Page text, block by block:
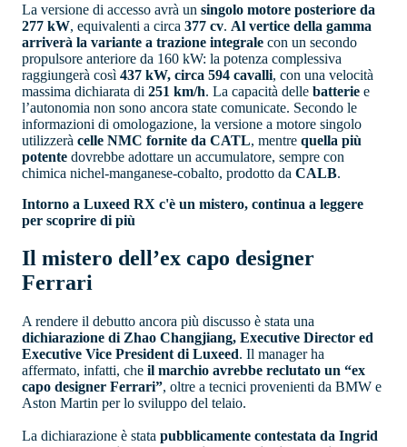
La versione di accesso avrà un singolo motore posteriore da
277 kW, equivalenti a circa 377 cv. Al vertice della gamma
arriverà la variante a trazione integrale con un secondo
propulsore anteriore da 160 kW: la potenza complessiva
raggiungerà così 437 kW, circa 594 cavalli, con una velocità
massima dichiarata di 251 km/h. La capacità delle batterie e
l’autonomia non sono ancora state comunicate. Secondo le
informazioni di omologazione, la versione a motore singolo
utilizzerà celle NMC fornite da CATL, mentre quella più
potente dovrebbe adottare un accumulatore, sempre con
chimica nichel-manganese-cobalto, prodotto da CALB.
Intorno a Luxeed RX c'è un mistero, continua a leggere
per scoprire di più
Il mistero dell’ex capo designer
Ferrari
A rendere il debutto ancora più discusso è stata una
dichiarazione di Zhao Changjiang, Executive Director ed
Executive Vice President di Luxeed. Il manager ha
affermato, infatti, che il marchio avrebbe reclutato un “ex
capo designer Ferrari”, oltre a tecnici provenienti da BMW e
Aston Martin per lo sviluppo del telaio.
La dichiarazione è stata pubblicamente contestata da Ingrid